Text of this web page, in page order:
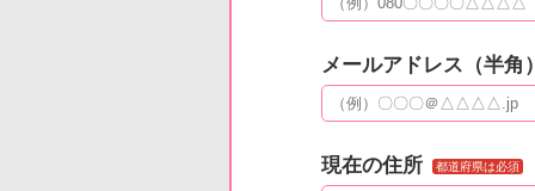
メールアドレス（半角
現在の住所 都道府県は必須